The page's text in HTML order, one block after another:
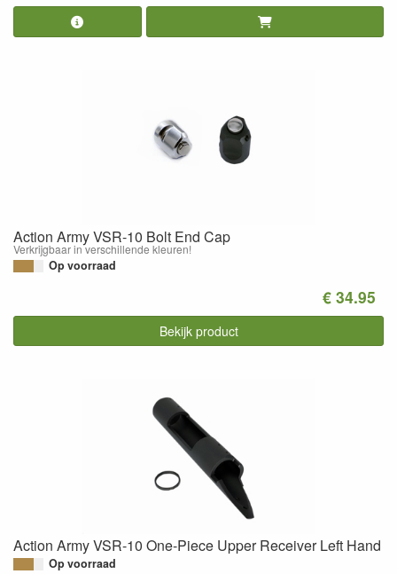
Action Army VSR-10 Bolt End Cap
Verkrijgbaar in verschillende kleuren!
Op voorraad
€ 34.95
Bekijk product
Action Army VSR-10 One-Piece Upper Receiver Left Hand
Op voorraad